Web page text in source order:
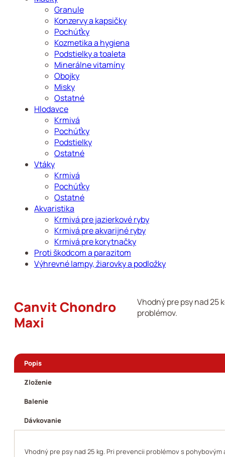
Granule
Konzervy a kapsičky
Pochúťky
Kozmetika a hygiena
Podstielky a toaleta
Minerálne vitamíny
Obojky
Misky
Ostatné
Hlodavce
Krmivá
Pochúťky
Podstielky
Ostatné
Vtáky
Krmivá
Pochúťky
Ostatné
Akvaristika
Krmivá pre jazierkové ryby
Krmivá pre akvarijné ryby
Krmivá pre korytnačky
Proti škodcom a parazitom
Výhrevné lampy, žiarovky a podložky
Canvit Chondro
Maxi
Vhodný pre psy nad 25
problémov.
Popis
Zloženie
Balenie
Dávkovanie
Vhodný pre psy nad 25 kg. Pri prevencii problémov s